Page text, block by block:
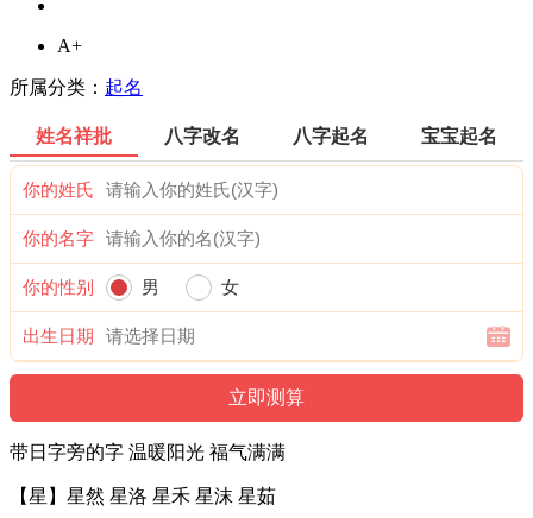
A+
所属分类： 起名
姓名祥批 八字改名 八字起名 宝宝起名
你的姓氏
你的名字
你的性别 男 女
出生日期
带日字旁的字 温暖阳光 福气满满
【星】星然 星洛 星禾 星沫 星茹